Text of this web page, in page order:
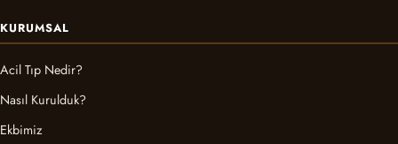
KURUMSAL
Acil Tıp Nedir?
Nasıl Kurulduk?
Ekbimiz